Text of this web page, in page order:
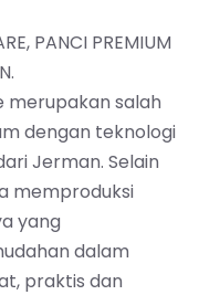
PANCI PREMIUM
merupakan salah
dengan teknologi
Jerman. Selain
memproduksi
yang
dalam
praktis dan